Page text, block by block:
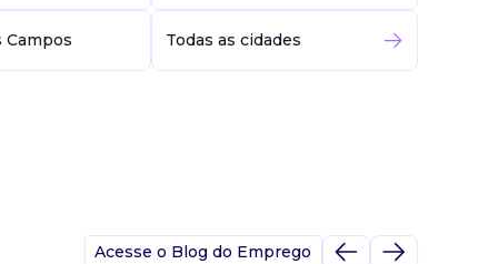
Campos Todas as cidades
Acesse o Blog do Emprego